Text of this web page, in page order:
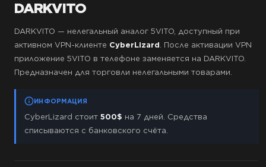
DARKVITO
DARKVITO — нелегальный аналог 5VITO, доступный при
активном VPN-клиенте CyberLizard . После активации VPN
приложение 5VITO в телефоне заменяется на DARKVITO.
Предназначен для торговли нелегальными товарами.
ИНФОРМАЦИЯ
CyberLizard стоит 500$ на 7 дней. Средства
списываются с банковского счёта.